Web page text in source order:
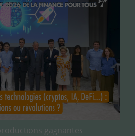
gagnantes